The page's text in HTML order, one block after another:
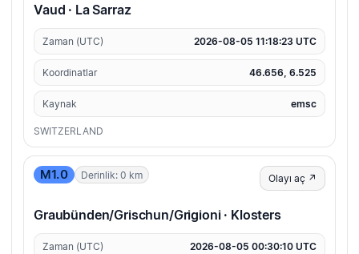
Vaud · La Sarraz
Zaman (UTC) 2026-08-05 11:18:23 UTC
Koordinatlar 46.656, 6.525
Kaynak emsc
SWITZERLAND
M1.0 Derinlik: 0 km Olayı aç ↗
Graubünden/Grischun/Grigioni · Klosters
Zaman (UTC) 2026-08-05 00:30:10 UTC